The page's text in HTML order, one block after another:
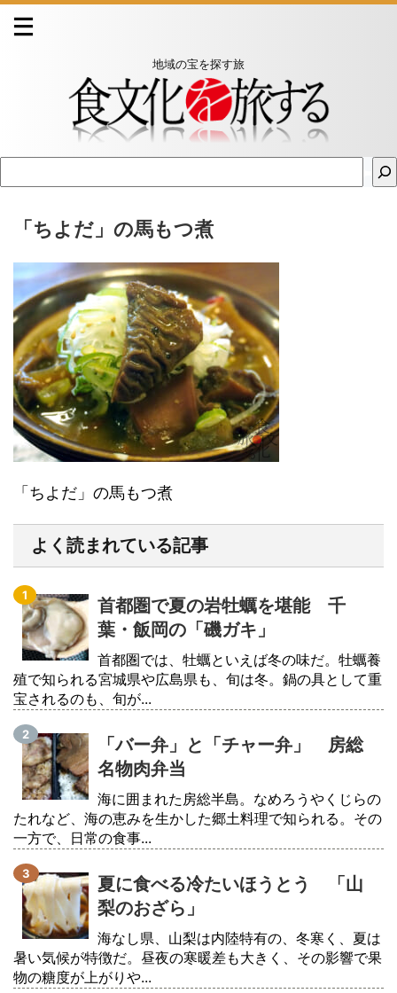
地域の宝を探す旅
「ちよだ」の馬もつ煮
「ちよだ」の馬もつ煮
よく読まれている記事
首都圏で夏の岩牡蠣を堪能 千
葉・飯岡の「磯ガキ」
首都圏では、牡蠣といえば冬の味だ。牡蠣養
殖で知られる宮城県や広島県も、旬は冬。鍋の具として重
宝されるのも、旬が...
「バー弁」と「チャー弁」 房総
名物肉弁当
海に囲まれた房総半島。なめろうやくじらの
たれなど、海の恵みを生かした郷土料理で知られる。その
一方で、日常の食事...
夏に食べる冷たいほうとう 「山
梨のおざら」
海なし県、山梨は内陸特有の、冬寒く、夏は
暑い気候が特徴だ。昼夜の寒暖差も大きく、その影響で果
物の糖度が上がりや...